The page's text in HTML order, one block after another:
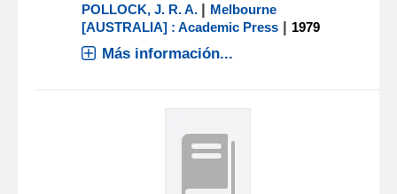
POLLOCK, J. R. A. | Melbourne
[AUSTRALIA] : Academic Press | 1979
Más información...